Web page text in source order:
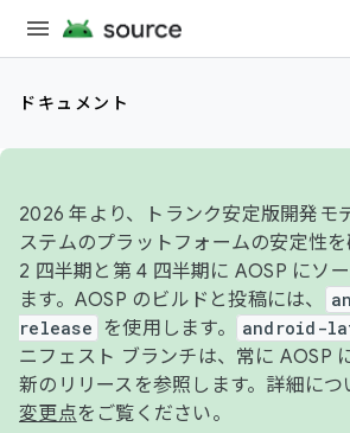
ドキュメント
2026 年より、トランク安定版開発モ
ステムのプラットフォームの安定性
2 四半期と第 4 四半期に AOSP にソ
ます。AOSP のビルドと投稿には、
release
を使用します。 android-
ニフェスト ブランチは、常に AOSP
新のリリースを参照します。詳細につ
変更点をご覧ください。